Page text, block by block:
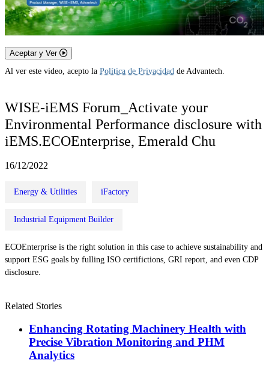
Aceptar y Ver
Al ver este video, acepto la Política de Privacidad de Advantech.
WISE-iEMS Forum_Activate your
Environmental Performance disclosure with
iEMS.ECOEnterprise, Emerald Chu
16/12/2022
Energy & Utilities iFactory
Industrial Equipment Builder
ECOEnterprise is the right solution in this case to achieve sustainability and
support ESG goals by fulling ISO certifictions, GRI report, and even CDP
disclosure.
Related Stories
Enhancing Rotating Machinery Health with
Precise Vibration Monitoring and PHM
Analytics